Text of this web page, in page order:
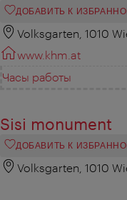
ДОБАВИТЬ К
Volksgarten, 1010
www.khm.at
Часы работы
Sisi monument
ДОБАВИТЬ К
Volksgarten, 1010